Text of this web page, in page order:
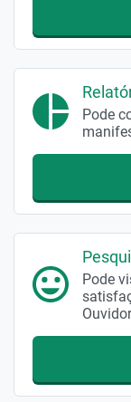
Pode
Pode